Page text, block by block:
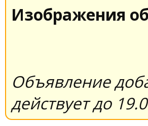
Изображения
Объявление
действует до